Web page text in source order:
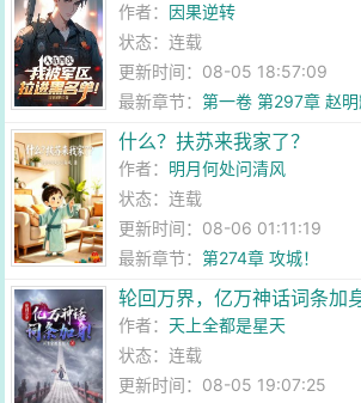
作者： 因果逆转
状态：连载
更新时间：08-05 18:57:09
最新章节：第一卷 第297章 赵
pk？
什么？扶苏来我家了？
作者： 明月何处问清风
状态：连载
更新时间：08-06 01:11:19
最新章节：第274章 攻城！
轮回万界，亿万神话词条加身
作者： 天上全都是星天
状态：连载
更新时间：08-05 19:07:25